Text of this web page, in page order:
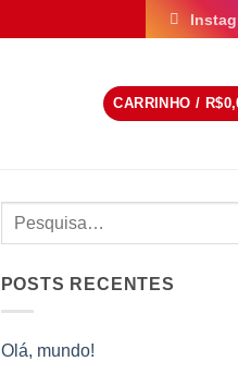
CARRINHO / R$
POSTS RECENTES
Olá, mundo!